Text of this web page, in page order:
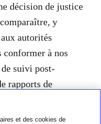
décision de justice
y
autorités
conformer à nos
suivi post-
rapports de
également divulguer
afin de
et des cookies de